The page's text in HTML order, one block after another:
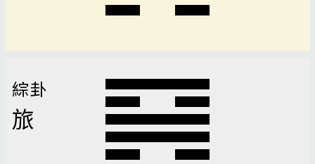
綜卦
旅